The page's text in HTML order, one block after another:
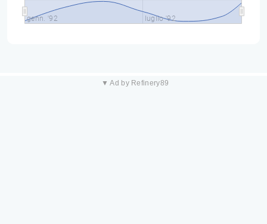
genn. '92 luglio '92
▼ Ad by Refinery89